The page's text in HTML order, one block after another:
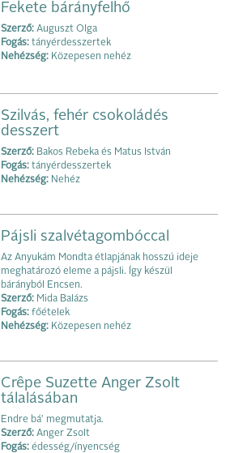
Fekete bárányfelhő
Szerző: Auguszt Olga
Fogás: tányérdesszertek
Nehézség: Közepesen nehéz
Szilvás, fehér csokoládés
desszert
Szerző: Bakos Rebeka és Matus István
Fogás: tányérdesszertek
Nehézség: Nehéz
Pájsli szalvétagombóccal
Az Anyukám Mondta étlapjának hosszú ideje
meghatározó eleme a pájsli. Így készül
bárányból Encsen.
Szerző: Mida Balázs
Fogás: főételek
Nehézség: Közepesen nehéz
Crêpe Suzette Anger Zsolt
tálalásában
Endre bá' megmutatja.
Szerző: Anger Zsolt
Fogás: édesség/ínyencség